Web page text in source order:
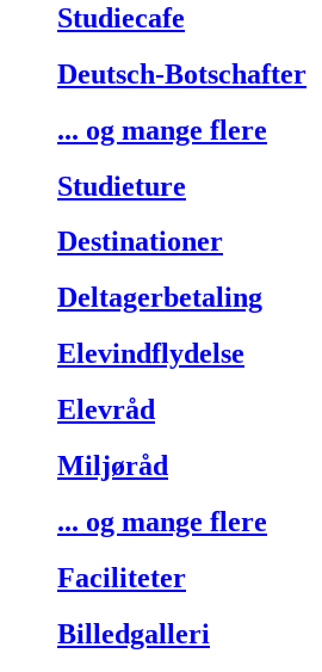
Studiecafe
Deutsch-Botschafter
... og mange flere
Studieture
Destinationer
Deltagerbetaling
Elevindflydelse
Elevråd
Miljøråd
... og mange flere
Faciliteter
Billedgalleri